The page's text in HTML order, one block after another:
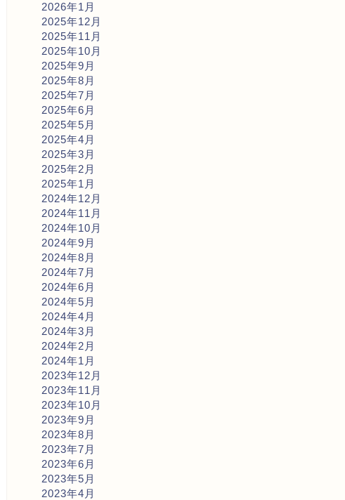
2026年1月
2025年12月
2025年11月
2025年10月
2025年9月
2025年8月
2025年7月
2025年6月
2025年5月
2025年4月
2025年3月
2025年2月
2025年1月
2024年12月
2024年11月
2024年10月
2024年9月
2024年8月
2024年7月
2024年6月
2024年5月
2024年4月
2024年3月
2024年2月
2024年1月
2023年12月
2023年11月
2023年10月
2023年9月
2023年8月
2023年7月
2023年6月
2023年5月
2023年4月